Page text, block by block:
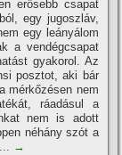
erősebb csapat
egy jugoszláv,
egy leányálom
a vendégcsapat
gyakorol. Az
posztot, aki bár
mérkőzésen nem
ráadásul a
nem is adott
néhány szót a
→